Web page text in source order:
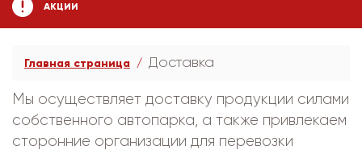
АКЦИИ
Главная страница Доставка
Мы осуществляет доставку продукции силами
собственного автопарка, а также привлекаем
сторонние организации для перевозки